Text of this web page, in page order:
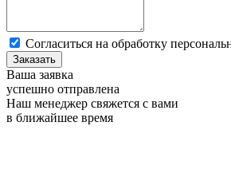
Cогласиться на обработку
Заказать
Ваша заявка
успешно отправлена
Наш менеджер свяжется с вами
в ближайшее время